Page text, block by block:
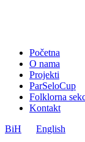
Početna
O nama
Projekti
ParSeloCup
Folklorna
Kontakt
BiH
English